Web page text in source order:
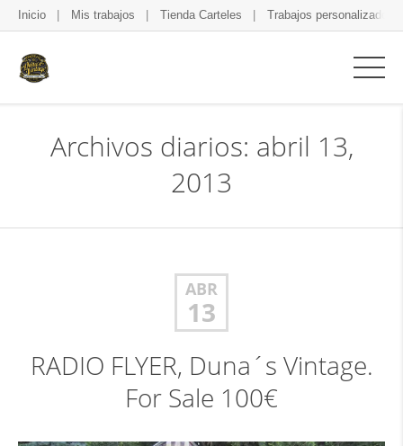
Inicio Mis trabajos Tienda Carteles Trabajos personalizados
Archivos diarios: abril 13,
2013
ABR
13
RADIO FLYER, Duna´s Vintage.
For Sale 100€